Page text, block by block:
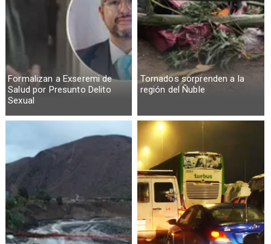
Formalizan a Exseremi de
Salud por Presunto Delito
Sexual
Tornados sorprenden a la
región del Ñuble